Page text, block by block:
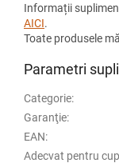
Informații
AICI.
Toate produsele
Parametri
Categorie:
Garanţie:
EAN:
Adecvat pentru